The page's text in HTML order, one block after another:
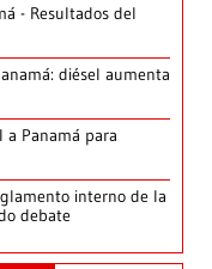
- Resultados del
diésel aumenta
a Panamá para
interno de la
debate